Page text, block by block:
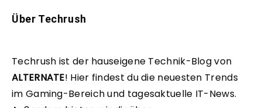
Über Techrush
Techrush ist der hauseigene Technik-Blog von
ALTERNATE! Hier findest du die neuesten Trends
im Gaming-Bereich und tagesaktuelle IT-News.